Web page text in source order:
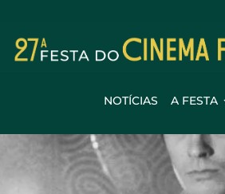
NOTÍCIAS A FESTA